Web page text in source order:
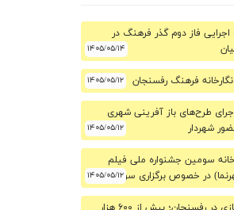
اجرایی فاز دوم گذر فرهنگ در
۱۴۰۵/۰۵/۱۴
نگارخانه فرهنگ رفسنجان ۱۴۰۵/۰۵/۱۲
طرح‌های باز آفرینی شهری
شهردار
۱۴۰۵/۰۵/۱۲
سومین جشنواره ملی فیلم
در خصوص برگزاری سومین دوره
۱۴۰۵/۰۵/۱۲